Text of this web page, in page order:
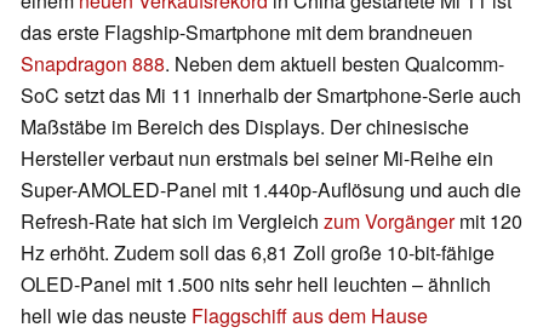
das erste Flagship-Smartphone mit dem brandneuen
Snapdragon 888. Neben dem aktuell besten Qualcomm-
SoC setzt das Mi 11 innerhalb der Smartphone-Serie auch
Maßstäbe im Bereich des Displays. Der chinesische
Hersteller verbaut nun erstmals bei seiner Mi-Reihe ein
Super-AMOLED-Panel mit 1.440p-Auflösung und auch die
Refresh-Rate hat sich im Vergleich zum Vorgängermit 120
Hz erhöht. Zudem soll das 6,81 Zoll große 10-bit-fähige
OLED-Panel mit 1.500 nits sehr hell leuchten – ähnlich
hell wie das neuste Flaggschiff aus dem Hause